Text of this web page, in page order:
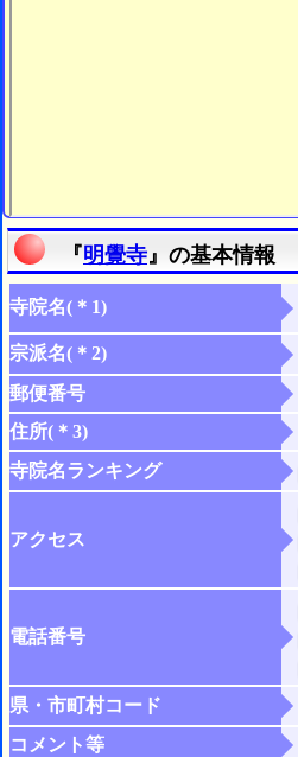
『明覺寺』の基本情報
寺院名(＊1)
宗派名(＊2)
郵便番号
住所(＊3)
寺院名ランキング
アクセス
電話番号
県・市町村コード
コメント等